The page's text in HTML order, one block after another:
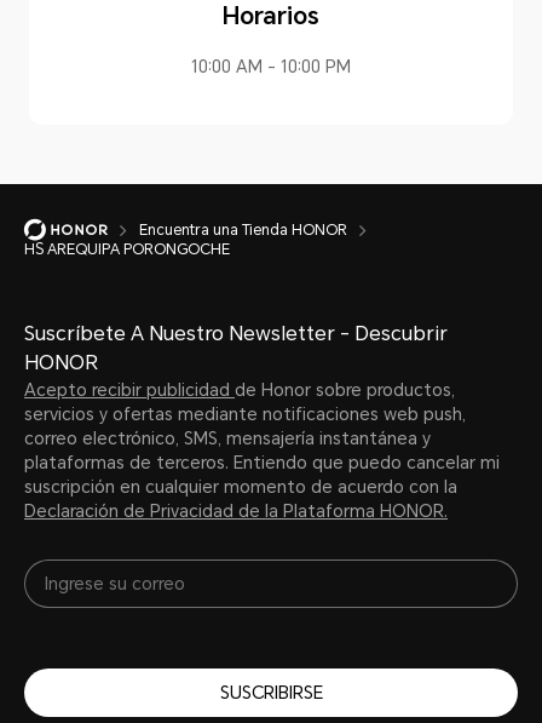
Horarios
10:00 AM - 10:00 PM
Encuentra una Tienda HONOR
HS AREQUIPA PORONGOCHE
Suscríbete A Nuestro Newsletter - Descubrir
HONOR
Acepto recibir publicidad de Honor sobre productos,
servicios y ofertas mediante notificaciones web push,
correo electrónico, SMS, mensajería instantánea y
plataformas de terceros. Entiendo que puedo cancelar mi
suscripción en cualquier momento de acuerdo con la
Declaración de Privacidad de la Plataforma HONOR.
SUSCRIBIRSE